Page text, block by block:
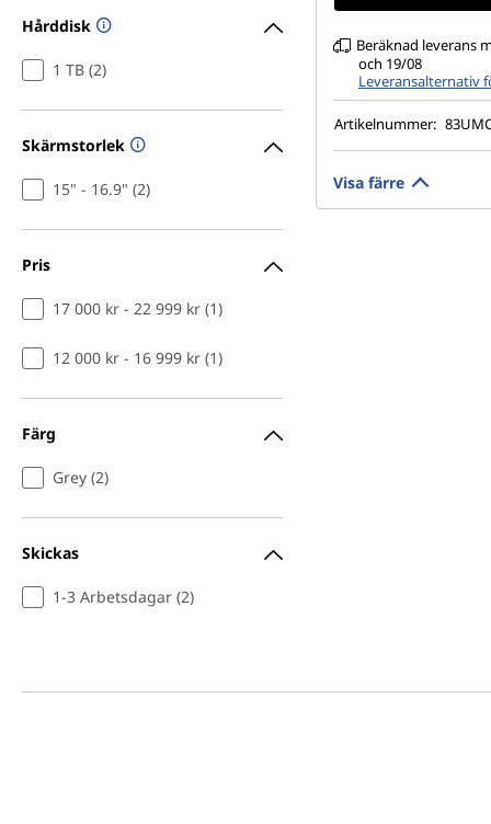
Hårddisk
1 TB (2)
Skärmstorlek
15" - 16.9" (2)
Pris
17 000 kr - 22 999 kr (1)
12 000 kr - 16 999 kr (1)
Färg
Grey (2)
Skickas
1-3 Arbetsdagar (2)
Beräknad leverans
och 19/08
Leveransalternativ
Artikelnummer:
Visa färre